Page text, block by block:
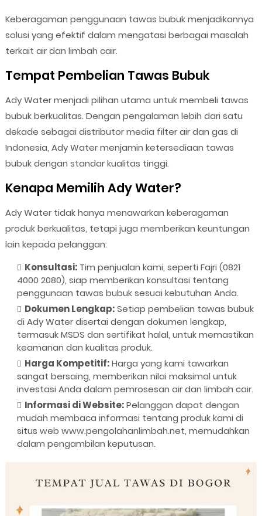
Keberagaman penggunaan tawas bubuk menjadikannya
solusi yang efektif dalam mengatasi berbagai masalah
terkait air dan limbah cair.
Tempat Pembelian Tawas Bubuk
Ady Water menjadi pilihan utama untuk membeli tawas
bubuk berkualitas. Dengan pengalaman lebih dari satu
dekade sebagai distributor media filter air dan gas di
Indonesia, Ady Water menjamin ketersediaan tawas
bubuk dengan standar kualitas tinggi.
Kenapa Memilih Ady Water?
Ady Water tidak hanya menawarkan keberagaman
produk berkualitas, tetapi juga memberikan keuntungan
lain kepada pelanggan:
Konsultasi:Tim penjualan kami, seperti Fajri (0821
4000 2080), siap memberikan konsultasi tentang
penggunaan tawas bubuk sesuai kebutuhan Anda.
Dokumen Lengkap:Setiap pembelian tawas bubuk
di Ady Water disertai dengan dokumen lengkap,
termasuk MSDS dan sertifikat halal, untuk memastikan
keamanan dan kualitas produk.
Harga Kompetitif:Harga yang kami tawarkan
sangat bersaing, memberikan nilai maksimal untuk
investasi Anda dalam pemrosesan air dan limbah cair.
Informasi di Website:Pelanggan dapat dengan
mudah membaca informasi tentang produk kami di
situs web www.pengolahanlimbah.net, memudahkan
dalam pengambilan keputusan.